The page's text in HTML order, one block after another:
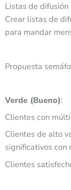
Listas de difusión
Crear listas de
para mandar
Propuesta
Verde (Bueno):
Clientes con
Clientes de alto
significativos con
Clientes